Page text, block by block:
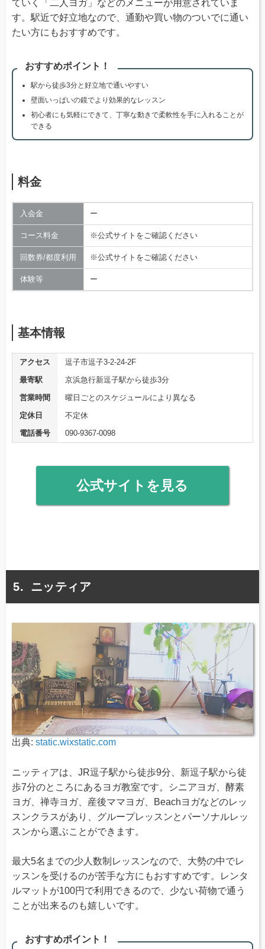
ていく「二人ヨガ」などのメニューが用意されていま
す。駅近で好立地なので、通勤や買い物のついでに通い
たい方にもおすすめです。
おすすめポイント！
駅から徒歩3分と好立地で通いやすい
壁面いっぱいの鏡でより効果的なレッスン
初心者にも気軽にできて、丁寧な動きで柔軟性を手に入れることが
できる
料金
入会金 ー
コース料金 ※公式サイトをご確認ください
回数券/都度利用 ※公式サイトをご確認ください
体験等 ー
基本情報
アクセス
逗子市逗子3-2-24-2F
最寄駅
京浜急行新逗子駅から徒歩3分
営業時間
曜日ごとのスケジュールにより異なる
定休日
不定休
電話番号
090-9367-0098
公式サイトを見る
ニッティア
出典: static.wixstatic.com
ニッティアは、JR逗子駅から徒歩9分、新逗子駅から徒
歩7分のところにあるヨガ教室です。シニアヨガ、酵素
ヨガ、禅寺ヨガ、産後ママヨガ、Beachヨガなどのレッ
スンクラスがあり、グループレッスンとパーソナルレッ
スンから選ぶことができます。
最大5名までの少人数制レッスンなので、大勢の中でレ
ッスンを受けるのが苦手な方にもおすすめです。レンタ
ルマットが100円で利用できるので、少ない荷物で通う
ことが出来るのも嬉しいです。
おすすめポイント！